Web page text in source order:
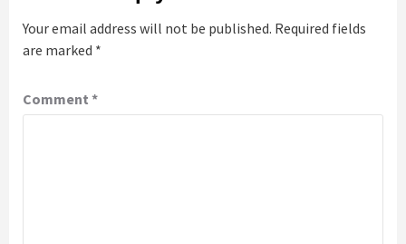
Your email address will not be published. Required fields
are marked *
Comment *